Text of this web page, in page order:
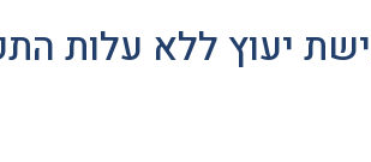
יעוץ ללא עלות